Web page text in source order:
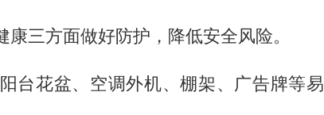
三方面做好防护，降低安全风险。
台花盆、空调外机、棚架、广告牌等易